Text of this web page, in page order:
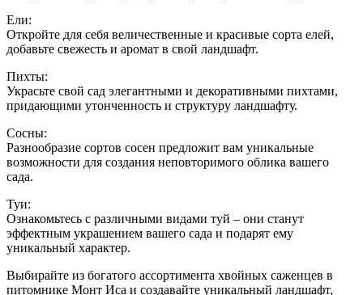
Ели:
Откройте для себя величественные и красивые сорта елей,
добавьте свежесть и аромат в свой ландшафт.
Пихты:
Украсьте свой сад элегантными и декоративными пихтами,
придающими утонченность и структуру ландшафту.
Сосны:
Разнообразие сортов сосен предложит вам уникальные
возможности для создания неповторимого облика вашего
сада.
Туи:
Ознакомьтесь с различными видами туй – они станут
эффектным украшением вашего сада и подарят ему
уникальный характер.
Выбирайте из богатого ассортимента хвойных саженцев в
питомнике Монт Иса и создавайте уникальный ландшафт,